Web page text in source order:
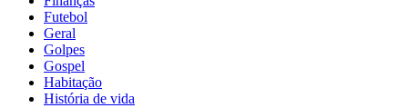
Futebol
Geral
Golpes
Gospel
Habitação
História de vida